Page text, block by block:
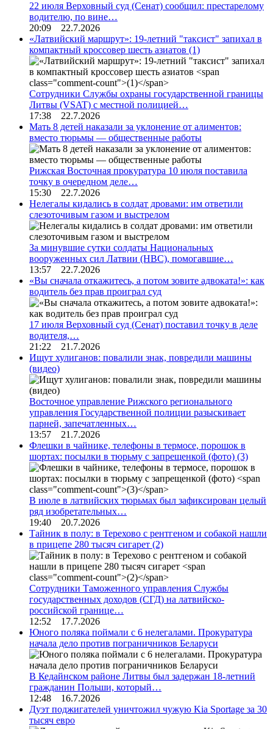
22 июля Верховный суд (Сенат) сообщил: престарелому
водителю, по вине…
20:09 22.7.2026
«Латвийский маршрут»: 19-летний "таксист" запихал в
компактный кроссовер шесть азиатов (1)
Сотрудники Службы охраны государственной границы
Литвы (VSAT) с местной полицией…
17:38 22.7.2026
Мать 8 детей наказали за уклонение от алиментов:
вместо тюрьмы — общественные работы
Рижская Восточная прокуратура 10 июля поставила
точку в очередном деле…
15:30 22.7.2026
Нелегалы кидались в солдат дровами: им ответили
слезоточивым газом и выстрелом
За минувшие сутки солдаты Национальных
вооруженных сил Латвии (НВС), помогавшие…
13:57 22.7.2026
«Вы сначала откажитесь, а потом зовите адвоката!»: как
водитель без прав проиграл суд
17 июля Верховный суд (Сенат) поставил точку в деле
водителя,…
21:22 21.7.2026
Ищут хулиганов: повалили знак, повредили машины
(видео)
Восточное управление Рижского регионального
управления Государственной полиции разыскивает
парней, запечатленных…
13:57 21.7.2026
Флешки в чайнике, телефоны в термосе, порошок в
шортах: посылки в тюрьму с запрещенкой (фото) (3)
В июле в латвийских тюрьмах был зафиксирован целый
ряд изобретательных…
19:40 20.7.2026
Тайник в полу: в Терехово с рентгеном и собакой нашли
в прицепе 280 тысяч сигарет (2)
Сотрудники Таможенного управления Службы
государственных доходов (СГД) на латвийско-
российской границе…
12:52 17.7.2026
Юного поляка поймали с 6 нелегалами. Прокуратура
начала дело против пограничников Беларуси
В Кедайнском районе Литвы был задержан 18-летний
гражданин Польши, который…
12:48 16.7.2026
Дуэт поджигателей уничтожил чужую Kia Sportage за 30
тысяч евро